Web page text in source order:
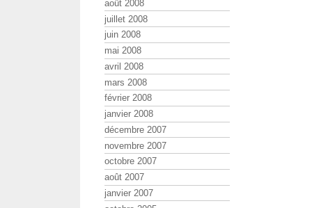
août 2008
juillet 2008
juin 2008
mai 2008
avril 2008
mars 2008
février 2008
janvier 2008
décembre 2007
novembre 2007
octobre 2007
août 2007
janvier 2007